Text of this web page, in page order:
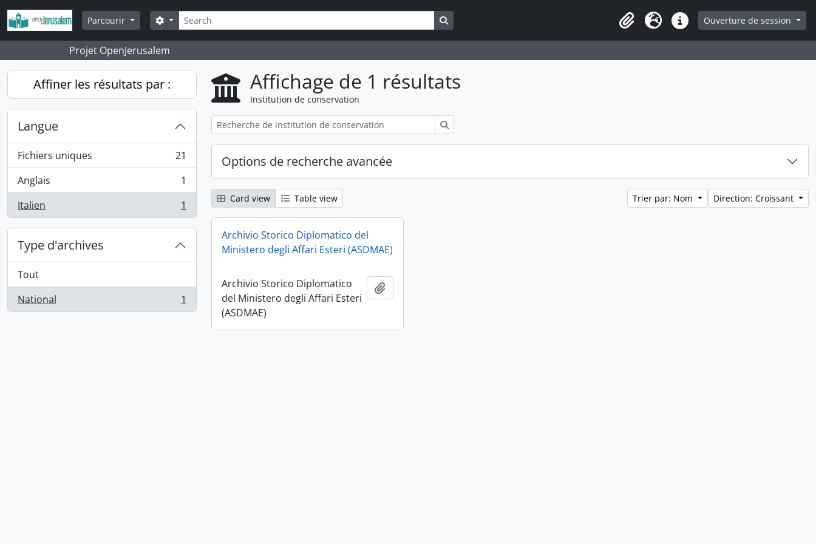
Skip to main content
Parcourir
Rechercher
Search options
ClipboardLangueLiens rapidesOuverture de session
Projet OpenJerusalem
Affiner les résultats par :
Langue
Fichiers uniques
, 21 résultats
21
Anglais
, 1 résultats
1
Italien
, 1 résultats 1
Type d'archives
Tout
National
, 1 résultats 1
Affichage de 1 résultats
Institution de conservation
Options de recherche avancée
Card view Table view Trier par: Nom Direction: Croissant
Archivio Storico Diplomatico del
Ministero degli Affari Esteri (ASDMAE)
Archivio Storico Diplomatico
del Ministero degli Affari Esteri
(ASDMAE)